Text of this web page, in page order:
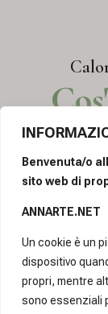
Benvenuta/o
sito web di
ANNARTE.NET
Un cookie è un
dispositivo
propri, mentre
sono essenziali